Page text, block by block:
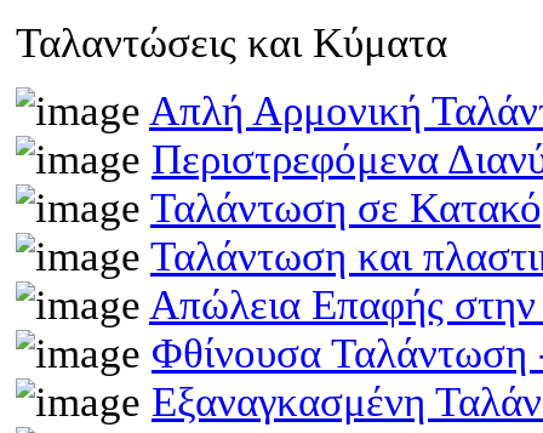
Ταλαντώσεις και Κύματα
Απλή Αρμονική
Περιστρεφόμενα
Ταλάντωση σε
Ταλάντωση και
Απώλεια Επαφής
Φθίνουσα
Εξαναγκασμένη